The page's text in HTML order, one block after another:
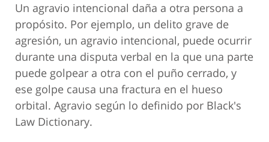
Un agravio intencional daña a otra persona a
propósito. Por ejemplo, un delito grave de
agresión, un agravio intencional, puede ocurrir
durante una disputa verbal en la que una parte
puede golpear a otra con el puño cerrado, y
ese golpe causa una fractura en el hueso
orbital. Agravio según lo definido por Black's
Law Dictionary.